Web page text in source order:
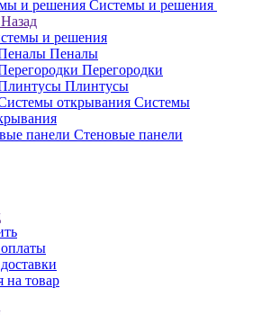
Системы и решения
Назад
и решения
Пеналы
Перегородки
Плинтусы
Системы
Стеновые панели
на товар